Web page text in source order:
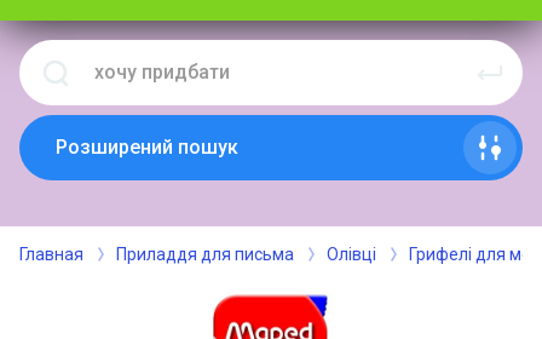
Розширений пошук
Главная Приладдя для письма Олівці Грифелі для